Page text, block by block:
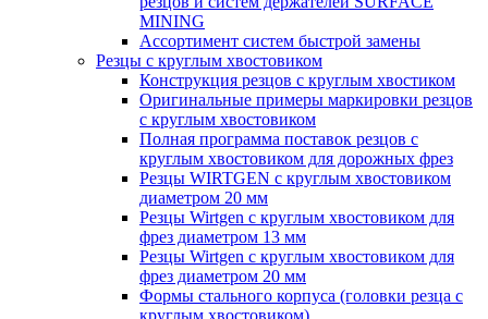
MINING
Ассортимент систем быстрой замены
Резцы с круглым хвостовиком
Конструкция резцов с круглым хвостиком
Оригинальные примеры маркировки резцов
с круглым хвостовиком
Полная программа поставок резцов с
круглым хвостовиком для дорожных фрез
Резцы WIRTGEN с круглым хвостовиком
диаметром 20 мм
Резцы Wirtgen с круглым хвостовиком для
фрез диаметром 13 мм
Резцы Wirtgen с круглым хвостовиком для
фрез диаметром 20 мм
Формы стального корпуса (головки резца с
круглым хвостовиком)